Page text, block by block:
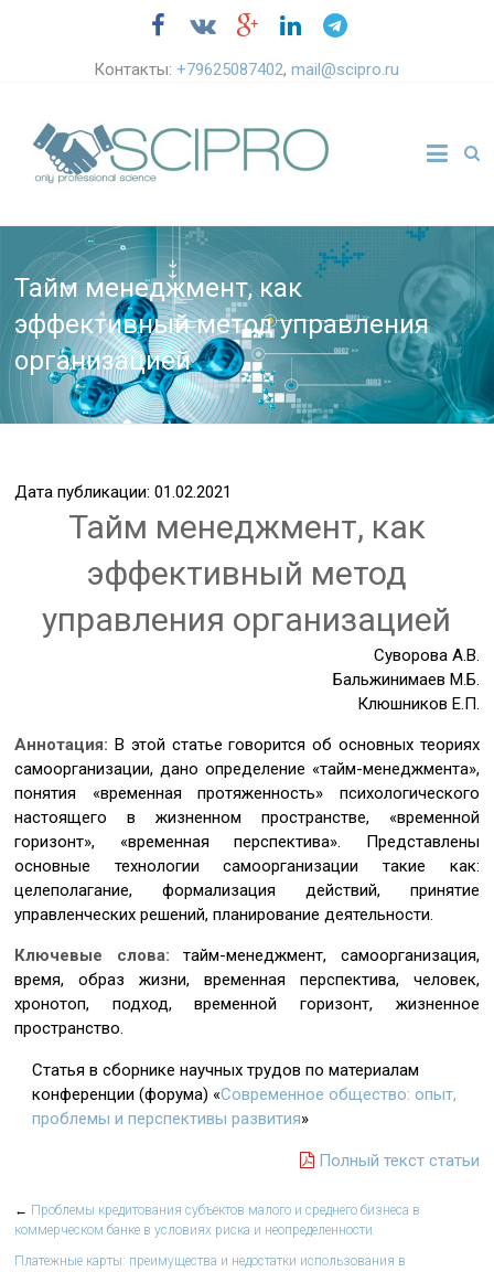
Контакты:+79625087402,mail@scipro.ru
Тайм менеджмент, как
эффективный метод управления
организацией
Дата публикации: 01.02.2021
Тайм менеджмент, как
эффективный метод
управления организацией
Суворова А.В.
Бальжинимаев М.Б.
Клюшников Е.П.
Аннотация:В этой статье говорится об основных теориях
самоорганизации, дано определение «тайм-менеджмента»,
понятия «временная протяженность» психологического
настоящего в жизненном пространстве, «временной
горизонт», «временная перспектива». Представлены
основные технологии самоорганизации такие как:
целеполагание, формализация действий, принятие
управленческих решений, планирование деятельности.
Ключевые слова:тайм-менеджмент, самоорганизация,
время, образ жизни, временная перспектива, человек,
хронотоп, подход, временной горизонт, жизненное
пространство.
Статья в сборнике научных трудов по материалам
конференции (форума) «Современное общество: опыт,
проблемы и перспективы развития»
Полный текст статьи
← Проблемы кредитования субъектов малого и среднего бизнеса в
коммерческом банке в условиях риска и неопределенности
Платежные карты: преимущества и недостатки использования в